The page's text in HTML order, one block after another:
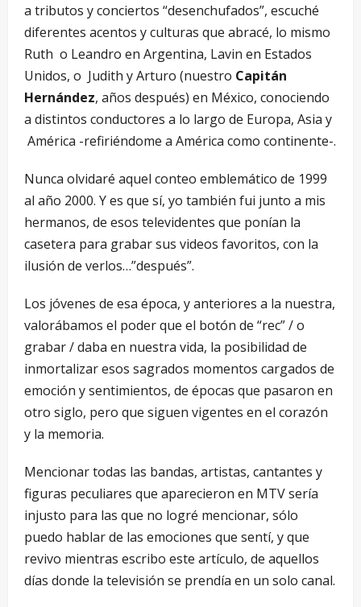
a tributos y conciertos “desenchufados”, escuché
diferentes acentos y culturas que abracé, lo mismo
Ruth o Leandro en Argentina, Lavin en Estados
Unidos, o Judith y Arturo (nuestro Capitán
Hernández, años después) en México, conociendo
a distintos conductores a lo largo de Europa, Asia y
América -refiriéndome a América como continente-.
Nunca olvidaré aquel conteo emblemático de 1999
al año 2000. Y es que sí, yo también fui junto a mis
hermanos, de esos televidentes que ponían la
casetera para grabar sus videos favoritos, con la
ilusión de verlos…”después”.
Los jóvenes de esa época, y anteriores a la nuestra,
valorábamos el poder que el botón de “rec” / o
grabar / daba en nuestra vida, la posibilidad de
inmortalizar esos sagrados momentos cargados de
emoción y sentimientos, de épocas que pasaron en
otro siglo, pero que siguen vigentes en el corazón
y la memoria.
Mencionar todas las bandas, artistas, cantantes y
figuras peculiares que aparecieron en MTV sería
injusto para las que no logré mencionar, sólo
puedo hablar de las emociones que sentí, y que
revivo mientras escribo este artículo, de aquellos
días donde la televisión se prendía en un solo canal.